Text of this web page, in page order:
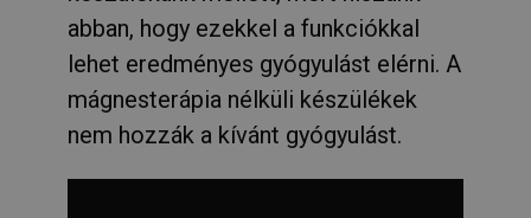
abban, hogy ezekkel a funkciókkal
lehet eredményes gyógyulást elérni. A
mágnesterápia nélküli készülékek
nem hozzák a kívánt gyógyulást.